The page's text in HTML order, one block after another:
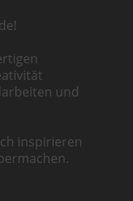
und
inspirieren